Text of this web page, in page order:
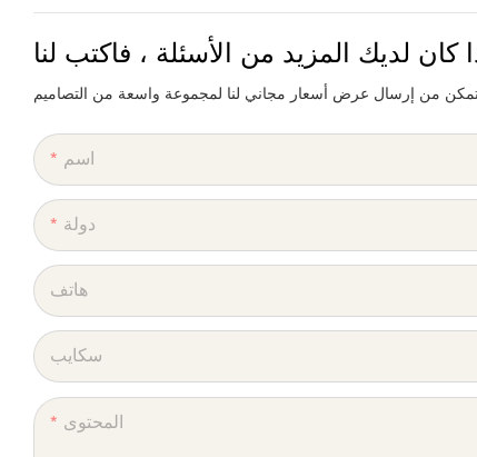
كان لديك المزيد من الأسئلة ، فاكتب لنا
اسم
دولة
هاتف
سكايب
المحتوى